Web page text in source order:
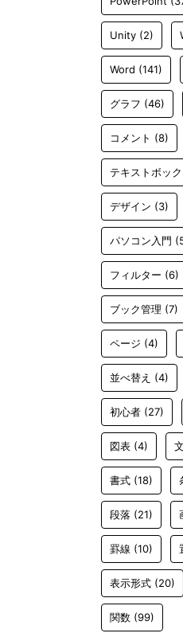
Unity (2)
Word (141)
グラフ (46)
コメント (8)
テキストボック
デザイン (3)
パソコン入門
フィルター (6)
ブック管理 (7)
ページ (4)
並べ替え (4)
初心者 (27)
図表 (4)
書式 (18)
段落 (21)
罫線 (10)
表示形式 (20)
関数 (99)